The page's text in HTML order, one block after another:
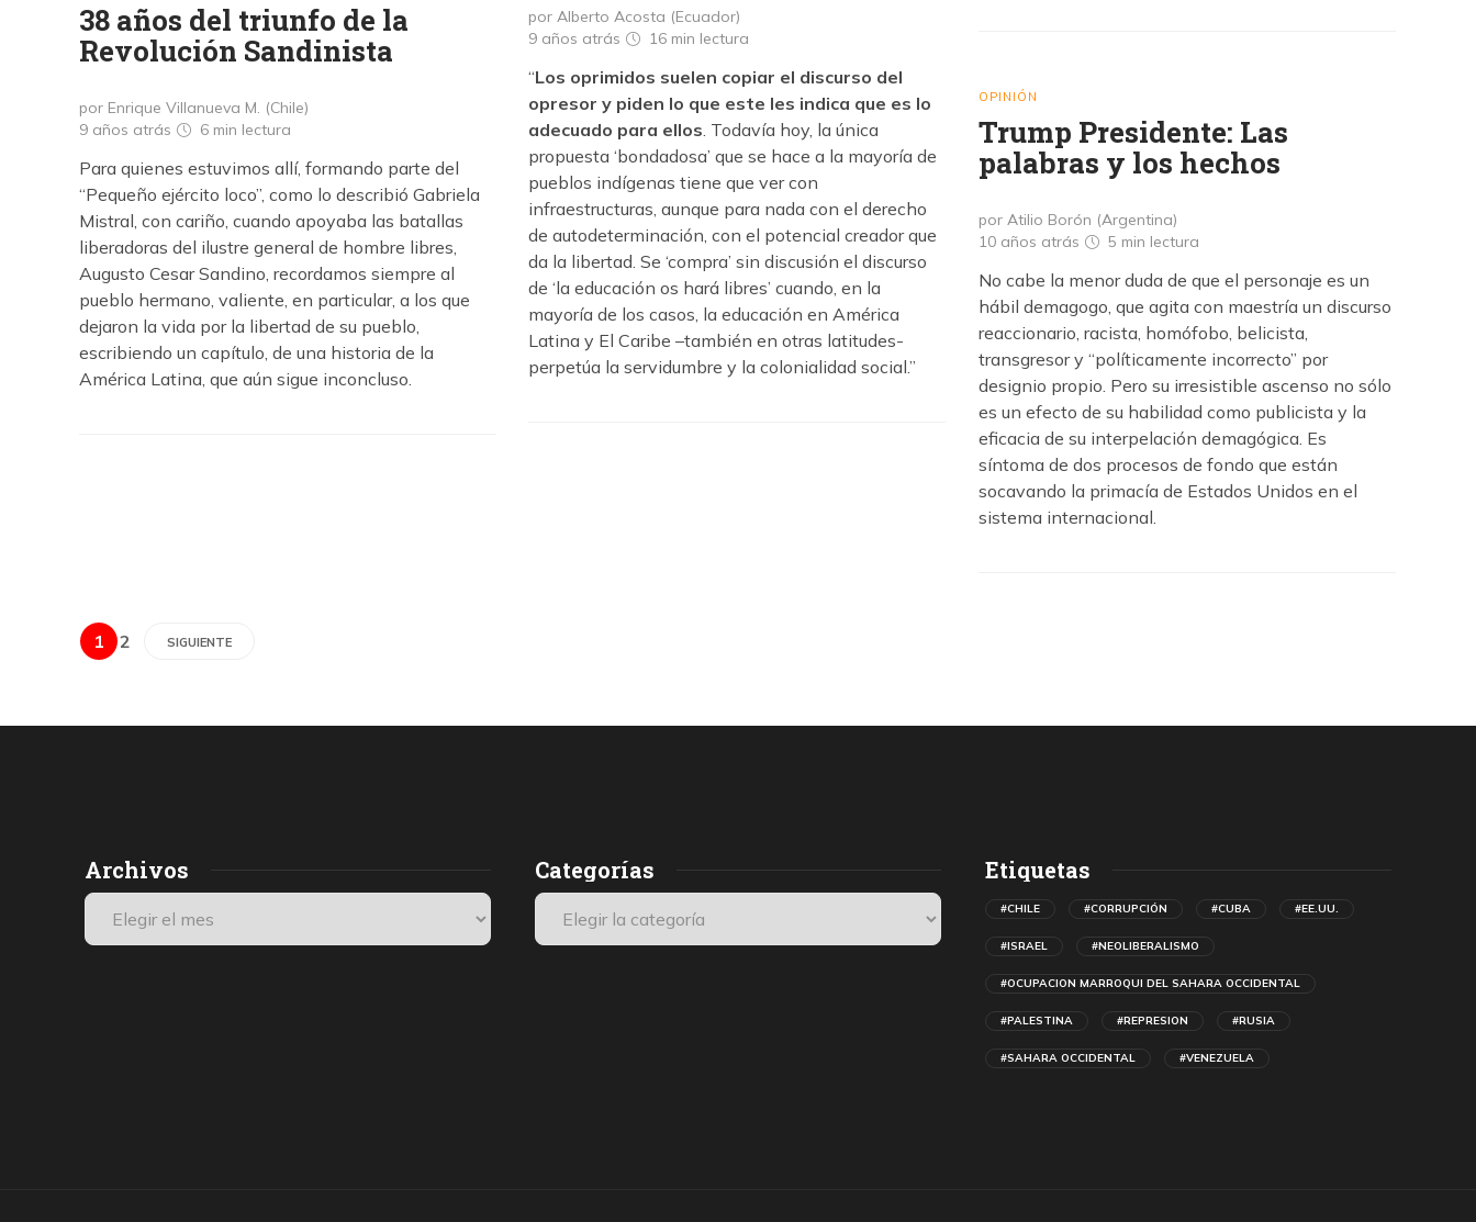
por Alberto Acosta (Ecuador)
9 años atrás
16 min lectura
“Los oprimidos suelen copiar el discurso del
opresor y piden lo que este les indica que es lo
adecuado para ellos. Todavía hoy, la única
propuesta ‘bondadosa’ que se hace a la mayoría de
pueblos indígenas tiene que ver con
infraestructuras, aunque para nada con el derecho
de autodeterminación, con el potencial creador que
da la libertad. Se ‘compra’ sin discusión el discurso
de ‘la educación os hará libres’ cuando, en la
mayoría de los casos, la educación en América
Latina y El Caribe –también en otras latitudes-
perpetúa la servidumbre y la colonialidad social.”
38 años del triunfo de la
Revolución Sandinista
por Enrique Villanueva M. (Chile)
9 años atrás
6 min lectura
Para quienes estuvimos allí, formando parte del
“Pequeño ejército loco”, como lo describió Gabriela
Mistral, con cariño, cuando apoyaba las batallas
liberadoras del ilustre general de hombre libres,
Augusto Cesar Sandino, recordamos siempre al
pueblo hermano, valiente, en particular, a los que
dejaron la vida por la libertad de su pueblo,
escribiendo un capítulo, de una historia de la
América Latina, que aún sigue inconcluso.
OPINIÓN
Trump Presidente: Las
palabras y los hechos
por Atilio Borón (Argentina)
10 años atrás
5 min lectura
No cabe la menor duda de que el personaje es un
hábil demagogo, que agita con maestría un discurso
reaccionario, racista, homófobo, belicista,
transgresor y “políticamente incorrecto” por
designio propio. Pero su irresistible ascenso no sólo
es un efecto de su habilidad como publicista y la
eficacia de su interpelación demagógica. Es
síntoma de dos procesos de fondo que están
socavando la primacía de Estados Unidos en el
sistema internacional.
1 2 SIGUIENTE
Archivos Categorías Etiquetas
#CHILE #CORRUPCIÓN #CUBA #EE.UU.
#ISRAEL #NEOLIBERALISMO
#OCUPACION MARROQUI DEL SAHARA OCCIDENTAL
#PALESTINA #REPRESION #RUSIA
#SAHARA OCCIDENTAL #VENEZUELA